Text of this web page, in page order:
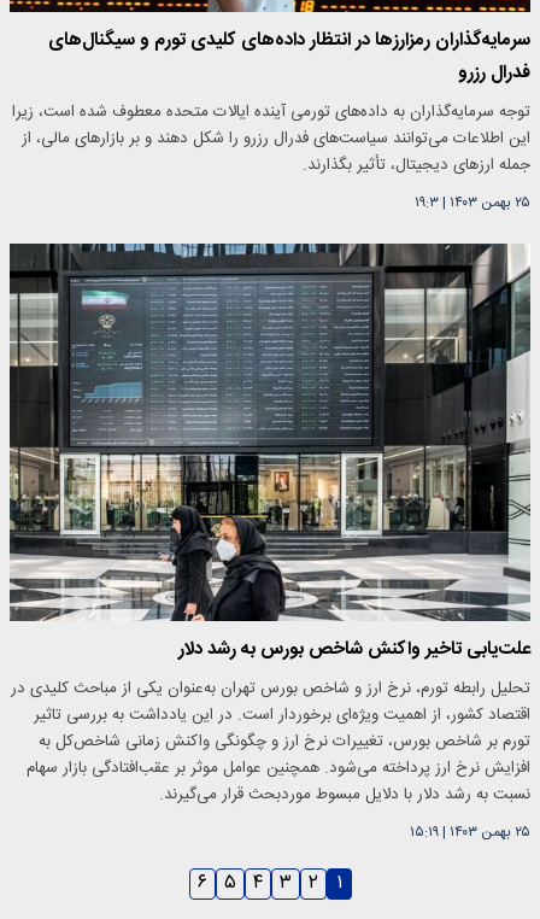
سرمایه‌گذاران رمزارزها در انتظار داده‌های کلیدی تورم و سیگنال‌های
فدرال رزرو
توجه سرمایه‌گذاران به داده‌های تورمی آینده ایالات متحده معطوف شده است، زیرا
این اطلاعات می‌توانند سیاست‌های فدرال رزرو را شکل دهند و بر بازارهای مالی، از
جمله ارزهای دیجیتال، تأثیر بگذارند.
۲۵ بهمن ۱۴۰۳ |۱۹:۳
علت‌یابی تاخیر واکنش شاخص بورس به رشد دلار
تحلیل رابطه تورم، نرخ ارز و شاخص بورس تهران به‌عنوان یکی از مباحث کلیدی در
اقتصاد کشور، از اهمیت ویژه‌ای برخوردار است. در این یادداشت به بررسی تاثیر
تورم بر شاخص بورس، تغییرات نرخ ارز و چگونگی واکنش زمانی شاخص‌کل به
افزایش نرخ ارز پرداخته می‌شود. همچنین عوامل موثر بر عقب‌افتادگی بازار سهام
نسبت به رشد دلار با دلایل مبسوط موردبحث قرار می‌گیرند.
۲۵ بهمن ۱۴۰۳ |۱۵:۱۹
۱ ۲ ۳ ۴ ۵ ۶